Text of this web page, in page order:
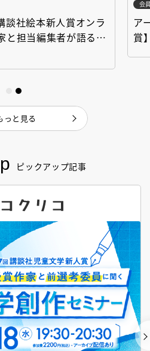
ピックアップ記事
談社絵本新人賞オンラ
担当編集者が語る
会
ア
賞
っと見る